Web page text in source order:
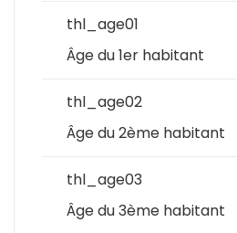
thl_age01
Âge du 1er habitant
thl_age02
Âge du 2ème habitant
thl_age03
Âge du 3ème habitant